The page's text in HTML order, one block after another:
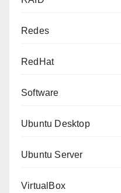
Redes
RedHat
Software
Ubuntu Desktop
Ubuntu Server
VirtualBox